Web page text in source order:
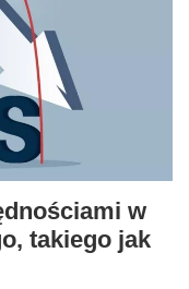
w
takiego jak